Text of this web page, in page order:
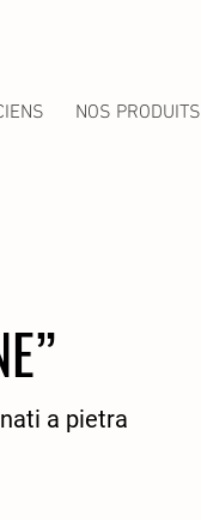
NOS PRODUITS
a pietra